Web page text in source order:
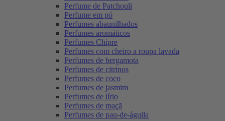
Perfume de Patchouli
Perfume em pó
Perfumes abaunilhados
Perfumes aromáticos
Perfumes Chipre
Perfumes com cheiro a roupa lavada
Perfumes de bergamota
Perfumes de citrinos
Perfumes de coco
Perfumes de jasmim
Perfumes de lírio
Perfumes de maçã
Perfumes de pau-de-águila